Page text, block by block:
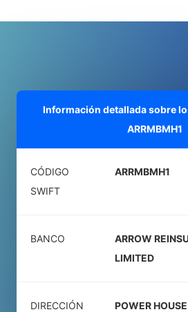
Información detallada sobre
ARRMBMH1
CÓDIGO
SWIFT
ARRMBMH1
BANCO
ARROW
LIMITED
DIRECCIÓN
POWER